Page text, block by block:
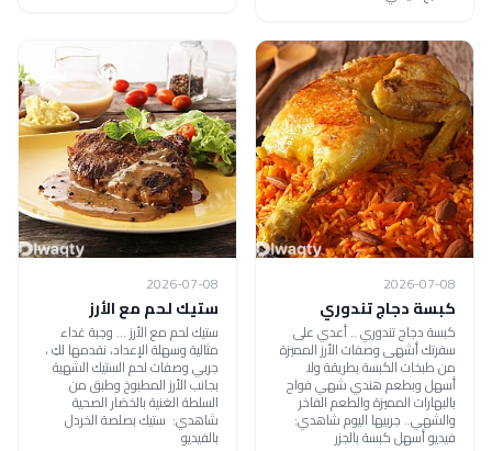
2026-07-08
كبسة دجاج تندوري
كبسة دجاج تندوري .. أعدي على
سفرتك أشهى وصفات الأرز المميزة
من طبخات الكبسة بطريقة ولا
أسهل وبطعم هندي شهي فواح
بالبهارات المميزة والطعم الفاخر
والشهي.. جربيها اليوم شاهدي:
فيديو أسهل كبسة بالجزر
2026-07-08
ستيك لحم مع الأرز
ستيك لحم مع الأرز ... وجبة غداء
مثالية وسهلة الإعداد، نقدمها لكِ ،
جربي وصفات لحم الستيك الشهية
بجانب الأرز المطبوخ وطبق من
السلطة الغنية بالخضار الصحية
شاهدي: ستيك بصلصة الخردل
بالفيديو